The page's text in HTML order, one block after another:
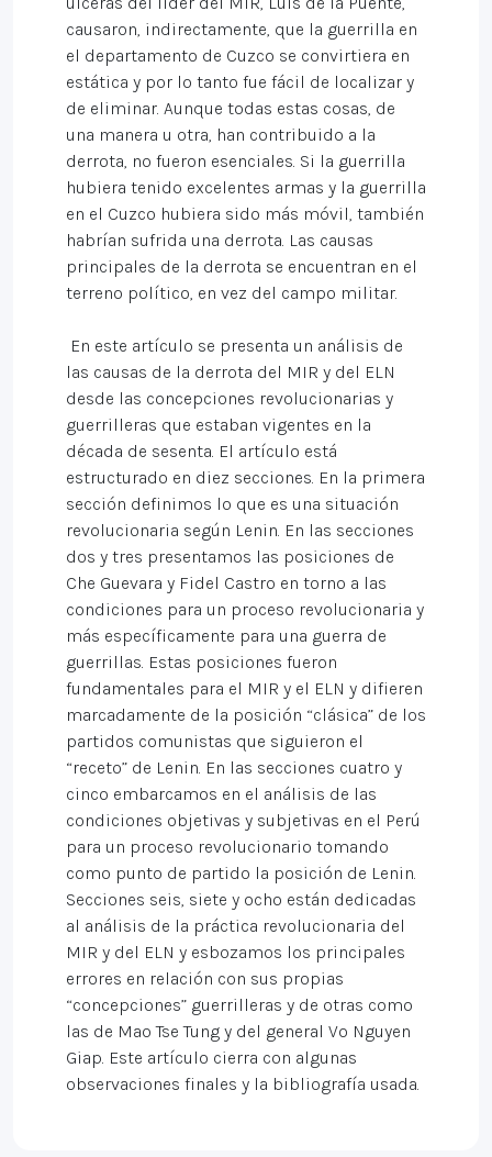
causaron, indirectamente, que la guerrilla en
el departamento de Cuzco se convirtiera en
estática y por lo tanto fue fácil de localizar y
de eliminar. Aunque todas estas cosas, de
una manera u otra, han contribuido a la
derrota, no fueron esenciales. Si la guerrilla
hubiera tenido excelentes armas y la guerrilla
en el Cuzco hubiera sido más móvil, también
habrían sufrida una derrota. Las causas
principales de la derrota se encuentran en el
terreno político, en vez del campo militar.
En este artículo se presenta un análisis de
las causas de la derrota del MIR y del ELN
desde las concepciones revolucionarias y
guerrilleras que estaban vigentes en la
década de sesenta. El artículo está
estructurado en diez secciones. En la primera
sección definimos lo que es una situación
revolucionaria según Lenin. En las secciones
dos y tres presentamos las posiciones de
Che Guevara y Fidel Castro en torno a las
condiciones para un proceso revolucionaria y
más específicamente para una guerra de
guerrillas. Estas posiciones fueron
fundamentales para el MIR y el ELN y difieren
marcadamente de la posición “clásica” de los
partidos comunistas que siguieron el
“receto” de Lenin. En las secciones cuatro y
cinco embarcamos en el análisis de las
condiciones objetivas y subjetivas en el Perú
para un proceso revolucionario tomando
como punto de partido la posición de Lenin.
Secciones seis, siete y ocho están dedicadas
al análisis de la práctica revolucionaria del
MIR y del ELN y esbozamos los principales
errores en relación con sus propias
“concepciones” guerrilleras y de otras como
las de Mao Tse Tung y del general Vo Nguyen
Giap. Este artículo cierra con algunas
observaciones finales y la bibliografía usada.